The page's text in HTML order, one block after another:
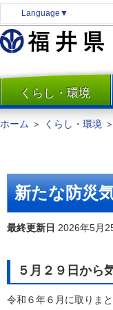
Language ▼
くらし・環境
防災
水道・エネルギー
住まい・土地
環境問題・廃棄物対策
イクル
まちづくり
交通・道路
河川・砂防・港湾
ホーム ＞ くらし・環境 ＞
新たな防災
最終更新日 2026年5月
５月２９日から
令和６年６月に取りま